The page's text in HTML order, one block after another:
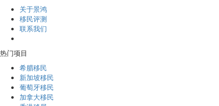
关于景鸿
移民评测
联系我们
热门项目
希腊移民
新加坡移民
葡萄牙移民
加拿大移民